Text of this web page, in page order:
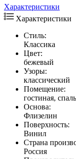
Характеристики
Характеристики
Стиль:
Классика
Цвет:
бежевый
Узоры:
классический
Помещение:
гостиная,
Основа:
Флизелин
Поверхность:
Винил
Страна
Россия